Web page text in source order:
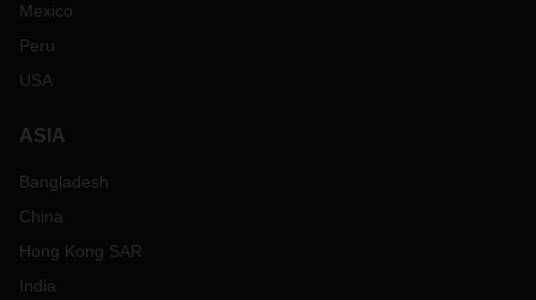
Mexico
Peru
USA
ASIA
Bangladesh
China
Hong Kong SAR
India